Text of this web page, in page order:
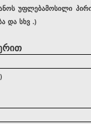
უფლებამოსილი
და სხვ .)
)